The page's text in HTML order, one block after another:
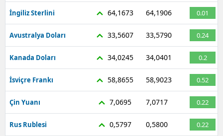
İstanbul
Kars
Kastamonu
Kayseri
Kırklareli
İngiliz Sterlini 64,1673 64,1906 0.01
Avustralya Doları 33,5607 33,5790 0.24
Kanada Doları 34,0245 34,0401 0.2
İsviçre Frankı 58,8655 58,9023 0.52
Çin Yuanı 7,0695 7,0717 0.22
Rus Rublesi 0,5797 0,5800 0.22